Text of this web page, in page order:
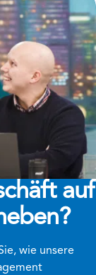
auf
wie unsere